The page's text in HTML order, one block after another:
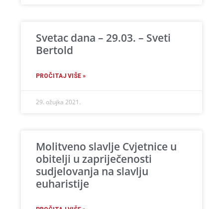
Svetac dana – 29.03. – Sveti
Bertold
PROČITAJ VIŠE »
29. ožujka 2021.
Molitveno slavlje Cvjetnice u
obitelji u zapriječenosti
sudjelovanja na slavlju
euharistije